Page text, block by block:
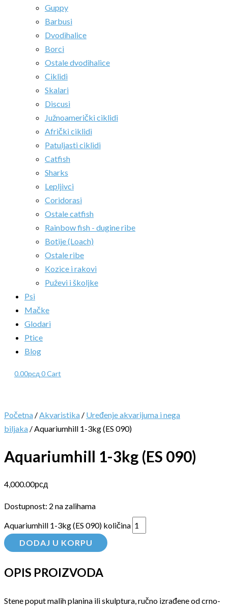
Guppy
Barbusi
Dvodihalice
Borci
Ostale dvodihalice
Ciklidi
Skalari
Discusi
Južnoamerički ciklidi
Afrički ciklidi
Patuljasti ciklidi
Catfish
Sharks
Lepljivci
Coridorasi
Ostale catfish
Rainbow fish - dugine ribe
Botije (Loach)
Ostale ribe
Kozice i rakovi
Puževi i školjke
Psi
Mačke
Glodari
Ptice
Blog
0.00рсд 0Cart
Početna /Akvaristika / Uređenje akvarijuma i nega
biljaka / Aquariumhill 1-3kg (ES 090)
Aquariumhill 1-3kg (ES 090)
4,000.00рсд
Dostupnost: 2 na zalihama
Aquariumhill 1-3kg (ES 090) količina
DODAJ U KORPU
OPIS PROIZVODA
Stene poput malih planina ili skulptura, ručno izrađene od crno-